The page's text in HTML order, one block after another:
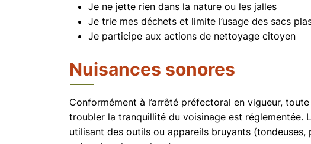
Je ne jette rien dans la nature ou les jalles
Je trie mes déchets et limite l’usage des sacs
Je participe aux actions de nettoyage citoyen
Nuisances sonores
Conformément à l’arrêté préfectoral en vigueur,
troubler la tranquillité du voisinage est réglementée.
utilisant des outils ou appareils bruyants (tondeuses,